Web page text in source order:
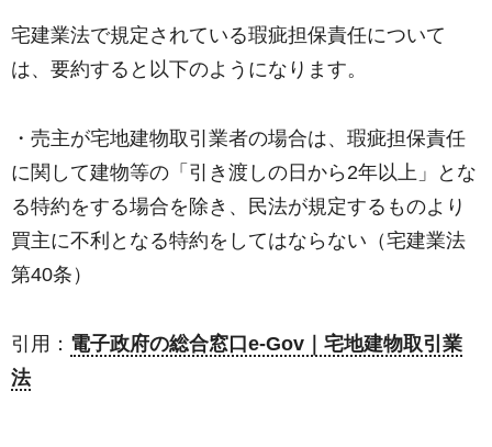
宅建業法で規定されている瑕疵担保責任について
は、要約すると以下のようになります。
・売主が宅地建物取引業者の場合は、瑕疵担保責任
に関して建物等の「引き渡しの日から2年以上」とな
る特約をする場合を除き、民法が規定するものより
買主に不利となる特約をしてはならない（宅建業法
第40条）
引用： 電子政府の総合窓口e-Gov｜宅地建物取引業
法